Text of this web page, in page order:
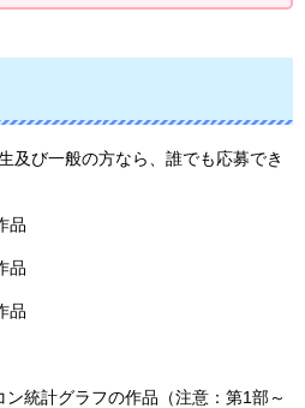
及び一般の方なら、誰でも応募でき
品
品
品
ン統計グラフの作品（注意：第1部～